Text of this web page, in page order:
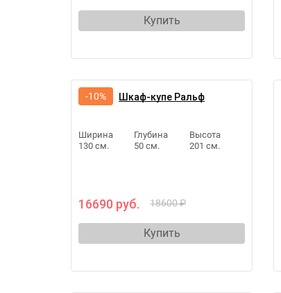
Купить
Шкаф-купе Ральф
Ширина
130 см.
Глубина
50 см.
Высота
201 см.
16690 руб. 18600 ₽
Купить
-10%